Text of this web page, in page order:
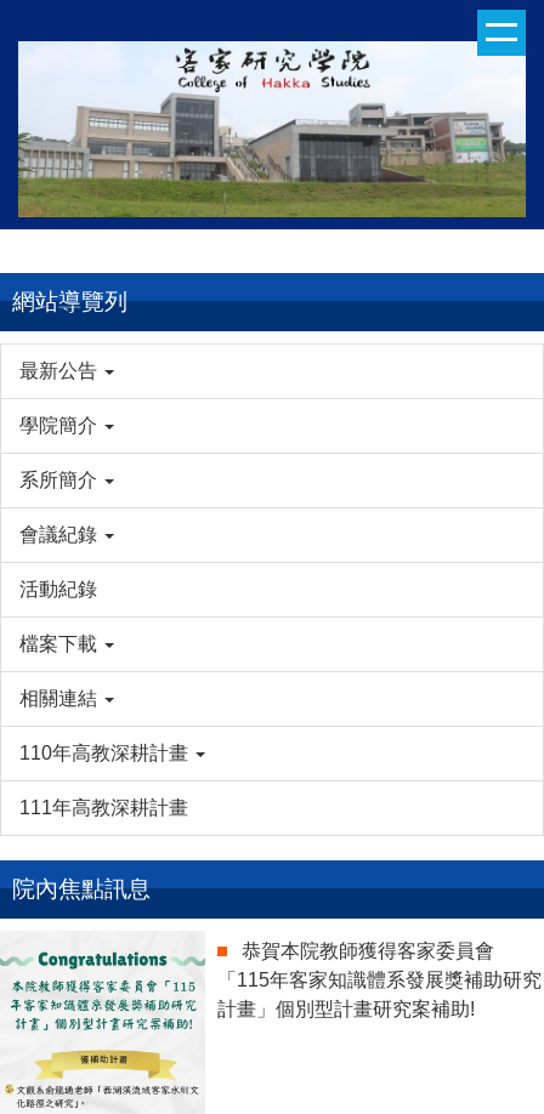
到
內
容
區
網站導覽列
最新公告
學院簡介
系所簡介
會議紀錄
活動紀錄
檔案下載
相關連結
110年高教深耕計畫
111年高教深耕計畫
院內焦點訊息
恭賀本院教師獲得客家委員會
「115年客家知識體系發展獎補助研究
計畫」個別型計畫研究案補助!